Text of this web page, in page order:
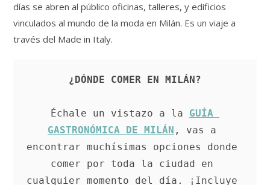
días se abren al público oficinas, talleres, y edificios
vinculados al mundo de la moda en Milán. Es un viaje a
través del Made in Italy.
¿DÓNDE COMER EN MILÁN?
Échale un vistazo a la GUÍA
GASTRONÓMICA DE MILÁN , vas a
encontrar muchísimas opciones donde
comer por toda la ciudad en
cualquier momento del día. ¡Incluye